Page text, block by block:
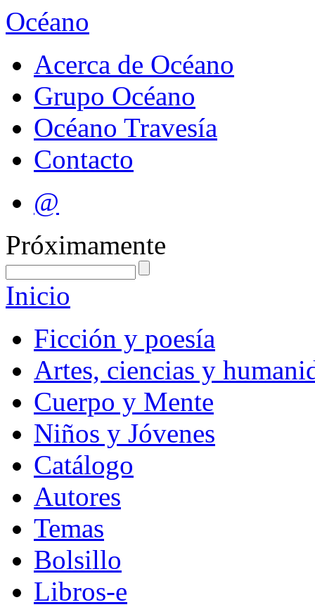
Océano
Acerca de Océano
Grupo Océano
Océano Travesía
Contacto
@
Próximamente
Inicio
Ficción y poesía
Artes, ciencias y
Cuerpo y Mente
Niños y Jóvenes
Catálogo
Autores
Temas
Bolsillo
Libros-e